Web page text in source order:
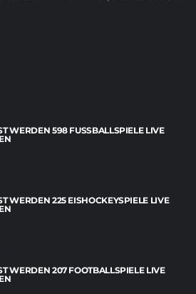
WERDEN 598 FUSSBALLSPIELE LIVE Ü
WERDEN 225 EISHOCKEYSPIELE LIVE
WERDEN 207 FOOTBALLSPIELE LIVE